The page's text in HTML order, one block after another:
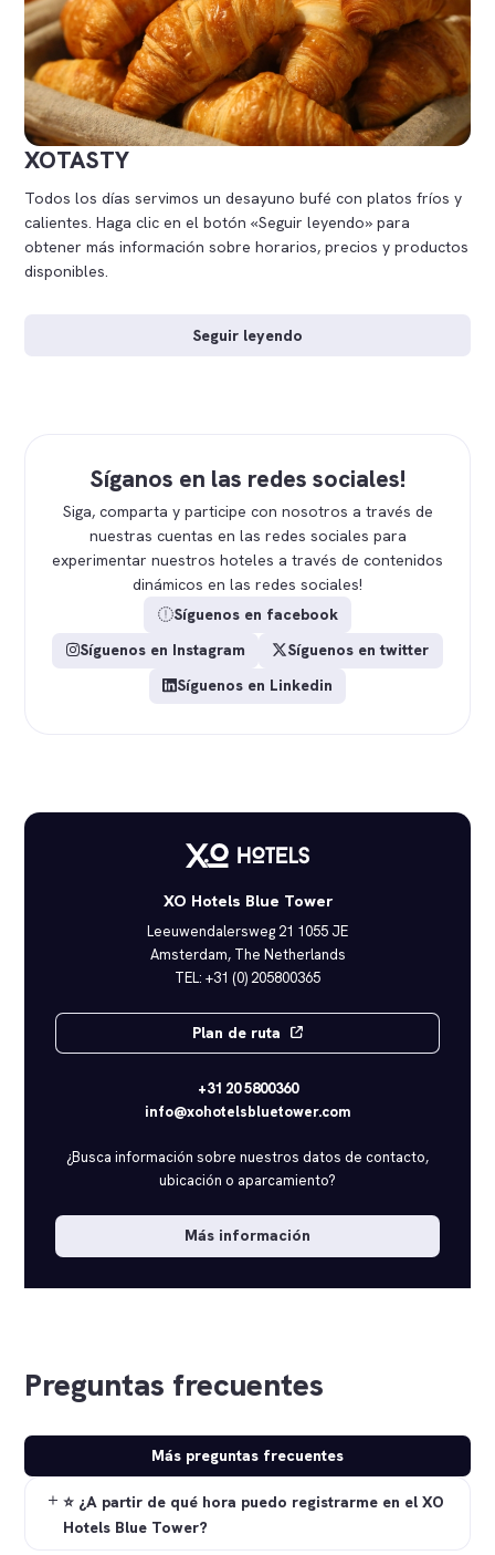
XOTASTY
Todos los días servimos un desayuno bufé con platos fríos y
calientes. Haga clic en el botón «Seguir leyendo» para
obtener más información sobre horarios, precios y productos
disponibles.
Seguir leyendo
Síganos en las redes sociales!
Siga, comparta y participe con nosotros a través de
nuestras cuentas en las redes sociales para
experimentar nuestros hoteles a través de contenidos
dinámicos en las redes sociales!
Síguenos en facebook
Síguenos en Instagram
Síguenos en twitter
Síguenos en Linkedin
Mostrar mapa
XO Hotels Blue Tower
Leeuwendalersweg 21 1055 JE
Amsterdam, The Netherlands
TEL: +31 (0) 205800365
Plan de ruta
+31 20 5800360
info@xohotelsbluetower.com
¿Busca información sobre nuestros datos de contacto,
ubicación o aparcamiento?
Más información
Preguntas frecuentes
Más preguntas frecuentes
⭐ ¿A partir de qué hora puedo registrarme en el XO
Hotels Blue Tower?